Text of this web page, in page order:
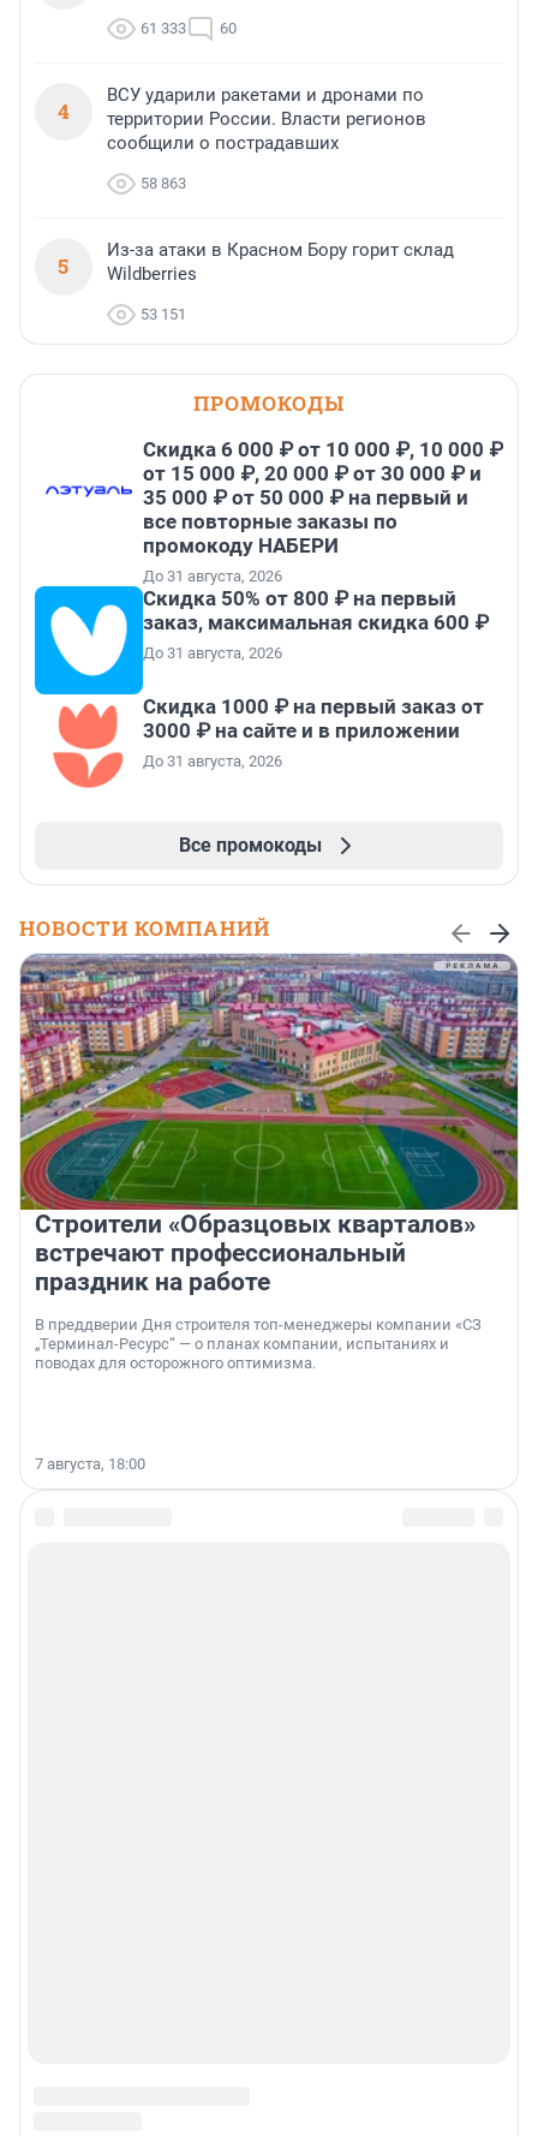
61 333 60
4
ВСУ ударили ракетами и дронами по
территории России. Власти регионов
сообщили о пострадавших
58 863
5
Из-за атаки в Красном Бору горит склад
Wildberries
53 151
ПРОМОКОДЫ
Скидка 6 000 ₽ от 10 000 ₽, 10 000 ₽
от 15 000 ₽, 20 000 ₽ от 30 000 ₽ и
35 000 ₽ от 50 000 ₽ на первый и
все повторные заказы по
промокоду НАБЕРИ
До 31 августа, 2026
Скидка 50% от 800 ₽ на первый
заказ, максимальная скидка 600 ₽
До 31 августа, 2026
Скидка 1000 ₽ на первый заказ от
3000 ₽ на сайте и в приложении
До 31 августа, 2026
Все промокоды
НОВОСТИ КОМПАНИЙ
Строители «Образцовых кварталов»
встречают профессиональный
праздник на работе
В преддверии Дня строителя топ-менеджеры компании «СЗ
„Терминал-Ресурс“ — о планах компании, испытаниях и
поводах для осторожного оптимизма.
7 августа, 18:00